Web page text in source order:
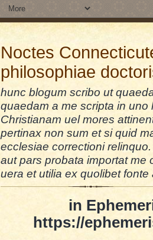
Noctes
philosophiae
hunc blogum scribo ut
quaedam a me scripta in
Christianam uel mores
pertinax non sum et si quid
ecclesiae correctioni
aut pars probata importat me
uera et utilia ex quolibet fonte
in
https://